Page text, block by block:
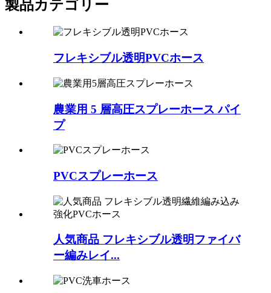
製品カテゴリー
フレキシブル透明PVCホース
農業用 5 層高圧スプレーホース パイ
プ
PVCスプレーホース
人気商品 フレキシブル透明ファイバ
ー編みレイ...